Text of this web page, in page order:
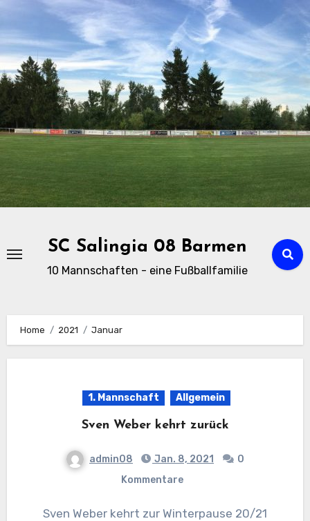
Zu
Inhalten
springen
SC Salingia 08 Barmen
10 Mannschaften - eine Fußballfamilie
Home 2021 Januar
1. Mannschaft Allgemein
Sven Weber kehrt zurück
admin08 Jan. 8, 2021
0
Kommentare
Sven Weber kehrt zur Winterpause 20/21